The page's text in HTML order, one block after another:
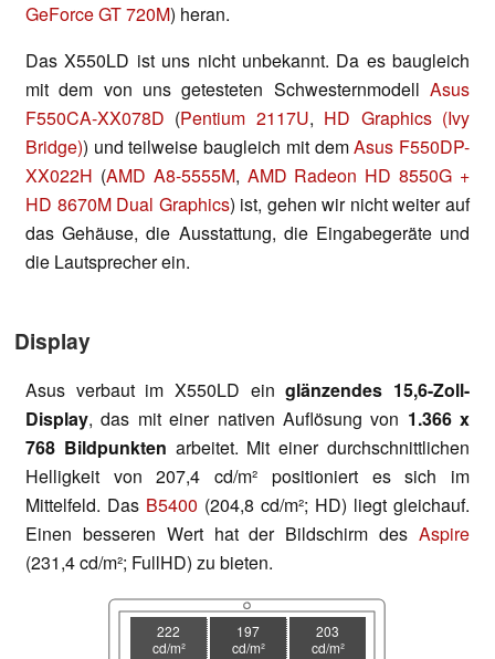
GeForce GT 720M) heran.
Das X550LD ist uns nicht unbekannt. Da es baugleich
mit dem von uns getesteten Schwesternmodell Asus
F550CA-XX078D (Pentium 2117U, HD Graphics (Ivy
Bridge)) und teilweise baugleich mit demAsus F550DP-
XX022H (AMD A8-5555M, AMD Radeon HD 8550G +
HD 8670M Dual Graphics) ist, gehen wir nicht weiter auf
das Gehäuse, die Ausstattung, die Eingabegeräte und
die Lautsprecher ein.
Display
Asus verbaut im X550LD einglänzendes 15,6-Zoll-
Display, das mit einer nativen Auflösung von 1.366 x
768 Bildpunkten arbeitet. Mit einer durchschnittlichen
Helligkeit von 207,4 cd/m² positioniert es sich im
Mittelfeld. Das B5400 (204,8 cd/m²; HD) liegt gleichauf.
Einen besseren Wert hat der Bildschirm des Aspire
(231,4 cd/m²; FullHD) zu bieten.
222
cd/m²
197
cd/m²
203
cd/m²